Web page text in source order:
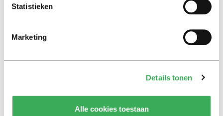
Statistieken
Marketing
Details tonen
Alle cookies toestaan
The truth about Sesame Street
My First Head